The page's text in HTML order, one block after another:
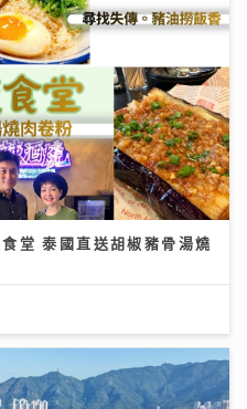
堂 泰國直送胡椒豬骨湯燒